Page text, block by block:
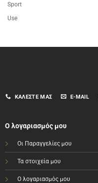
Sport
Use
ΚΑΛΈΣΤΕ ΜΑΣ E-MAIL
Ο λογαριασμός μου
Οι Παραγγελίες μου
Τα στοιχεία μου
Ο λογαριασμός μου